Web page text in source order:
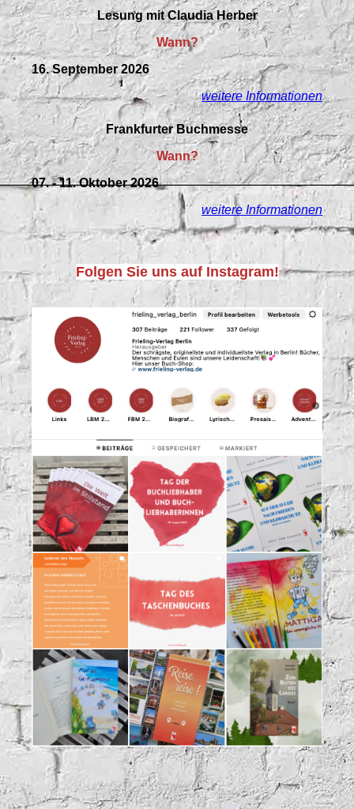
Lesung mit Claudia Herber
Wann?
16. September 2026
weitere Informationen
Frankfurter Buchmesse
Wann?
07. - 11. Oktober 2026
weitere Informationen
Folgen Sie uns auf Instagram!